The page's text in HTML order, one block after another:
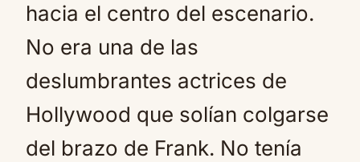
hacia el centro del escenario.
No era una de las
deslumbrantes actrices de
Hollywood que solían colgarse
del brazo de Frank. No tenía